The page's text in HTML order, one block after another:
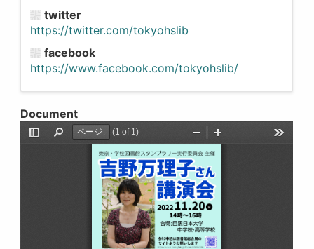
twitter
https://twitter.com/tokyohslib
facebook
https://www.facebook.com/tokyohslib/
Document